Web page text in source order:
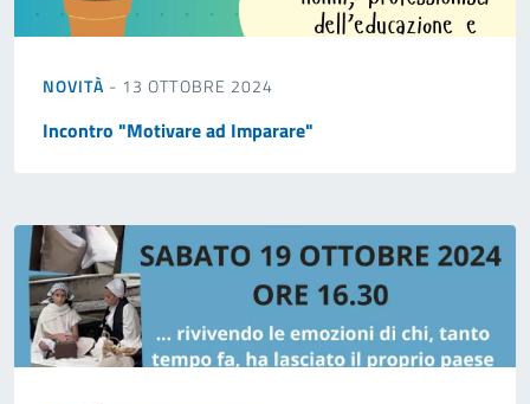
NOVITÀ - 13 OTTOBRE 2024
Incontro "Motivare ad Imparare"